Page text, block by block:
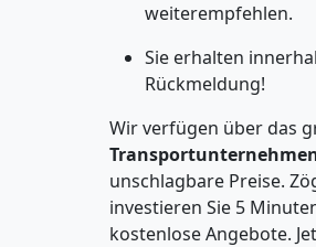
weiterempfehlen.
Sie erhalten
Rückmeldung!
Wir verfügen über das
unschlagbare Preise.
investieren Sie 5
kostenlose Angebote.